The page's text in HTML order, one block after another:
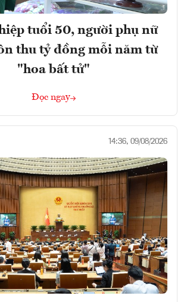
tuổi 50, người phụ nữ
thu tỷ đồng mỗi năm từ
"hoa bất tử"
Đọc ngay
14:36, 09/08/2026